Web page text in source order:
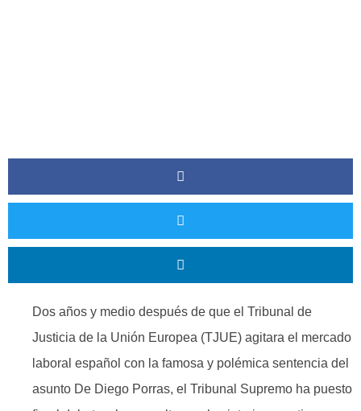
Dos años y medio después de que el Tribunal de
Justicia de la Unión Europea (TJUE) agitara el mercado
laboral español con la famosa y polémica sentencia del
asunto De Diego Porras, el Tribunal Supremo ha puesto